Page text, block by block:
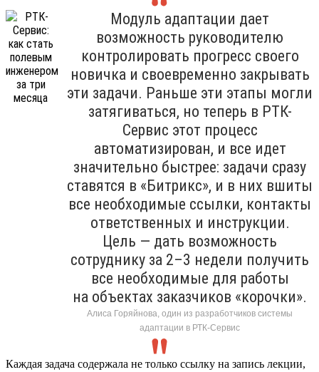
Модуль адаптации дает
возможность руководителю
контролировать прогресс своего
новичка и своевременно закрывать
эти задачи. Раньше эти этапы могли
затягиваться, но теперь в РТК-
Сервис этот процесс
автоматизирован, и все идет
значительно быстрее: задачи сразу
ставятся в «Битрикс», и в них вшиты
все необходимые ссылки, контакты
ответственных и инструкции.
Цель — дать возможность
сотруднику за 2–3 недели получить
все необходимые для работы
на объектах заказчиков «корочки».
Алиса Горяйнова, один из разработчиков системы
адаптации в РТК-Сервис
Каждая задача содержала не только ссылку на запись лекции,